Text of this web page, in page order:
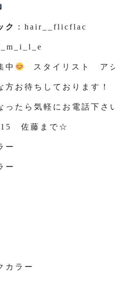
ク ：hair__flicflac
中 スタイリスト ア
方お待ちしております！
ったら気軽にお電話下さ
佐藤まで☆
ー
ー
カラー